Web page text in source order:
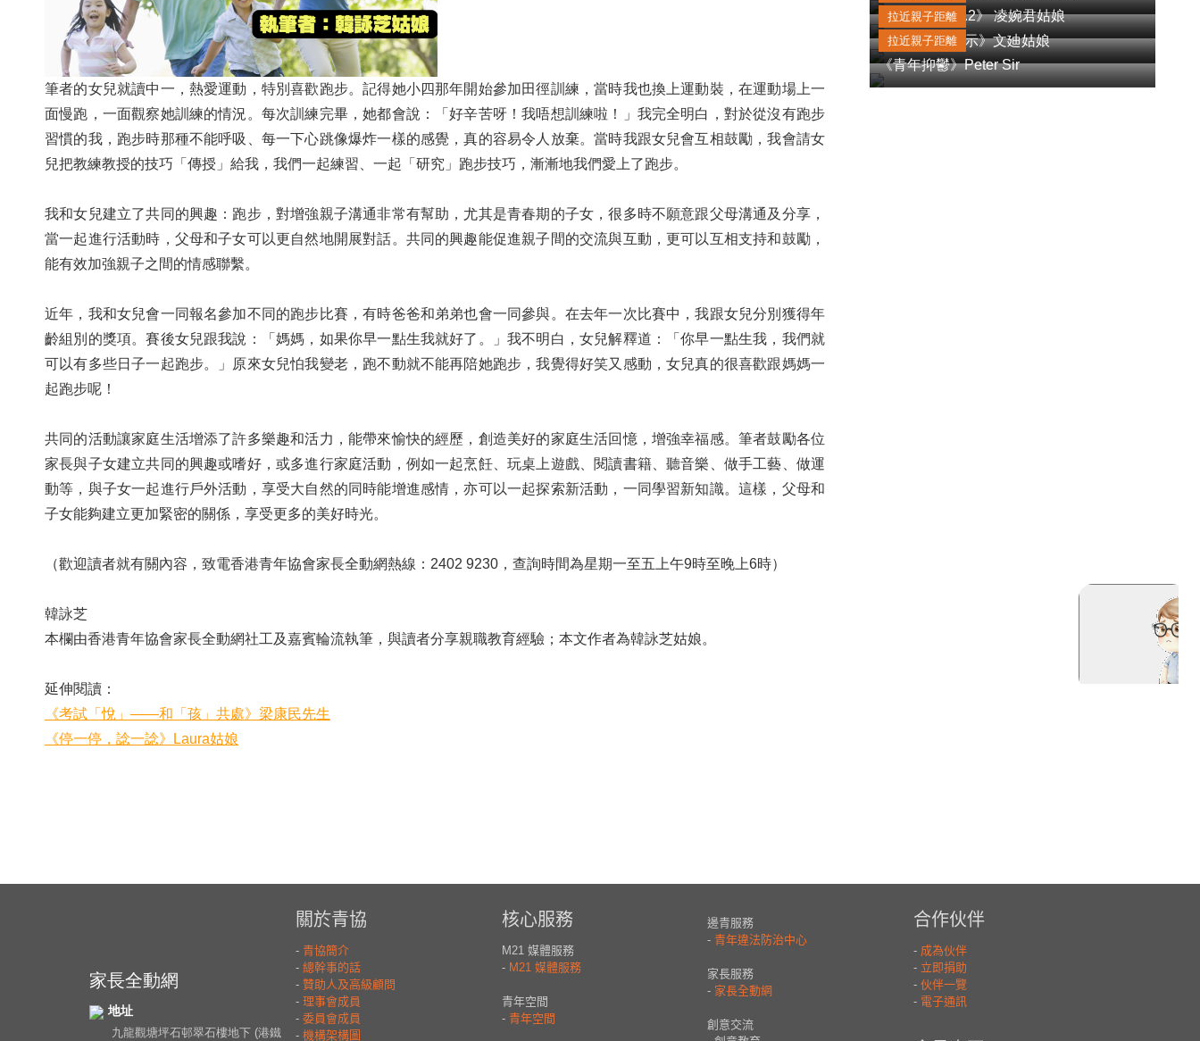
筆者的女兒就讀中一，熱愛運動，特別喜歡跑步。記得她小四那年開始參加田徑訓練，當時我也換上運動裝，在運動場上一
面慢跑，一面觀察她訓練的情況。每次訓練完畢，她都會說：「好辛苦呀！我唔想訓練啦！」我完全明白，對於從沒有跑步
習慣的我，跑步時那種不能呼吸、每一下心跳像爆炸一樣的感覺，真的容易令人放棄。當時我跟女兒會互相鼓勵，我會請女
兒把教練教授的技巧「傳授」給我，我們一起練習、一起「研究」跑步技巧，漸漸地我們愛上了跑步。
我和女兒建立了共同的興趣：跑步，對增強親子溝通非常有幫助，尤其是青春期的子女，很多時不願意跟父母溝通及分享，
當一起進行活動時，父母和子女可以更自然地開展對話。共同的興趣能促進親子間的交流與互動，更可以互相支持和鼓勵，
能有效加強親子之間的情感聯繫。
近年，我和女兒會一同報名參加不同的跑步比賽，有時爸爸和弟弟也會一同參與。在去年一次比賽中，我跟女兒分別獲得年
齡組別的獎項。賽後女兒跟我說：「媽媽，如果你早一點生我就好了。」我不明白，女兒解釋道：「你早一點生我，我們就
可以有多些日子一起跑步。」原來女兒怕我變老，跑不動就不能再陪她跑步，我覺得好笑又感動，女兒真的很喜歡跟媽媽一
起跑步呢！
共同的活動讓家庭生活增添了許多樂趣和活力，能帶來愉快的經歷，創造美好的家庭生活回憶，增強幸福感。筆者鼓勵各位
家長與子女建立共同的興趣或嗜好，或多進行家庭活動，例如一起烹飪、玩桌上遊戲、閱讀書籍、聽音樂、做手工藝、做運
動等，與子女一起進行戶外活動，享受大自然的同時能增進感情，亦可以一起探索新活動，一同學習新知識。這樣，父母和
子女能夠建立更加緊密的關係，享受更多的美好時光。
（歡迎讀者就有關內容，致電香港青年協會家長全動網熱線：2402 9230，查詢時間為星期一至五上午9時至晚上6時）
韓詠芝
本欄由香港青年協會家長全動網社工及嘉賓輪流執筆，與讀者分享親職教育經驗；本文作者為韓詠芝姑娘。
延伸閱讀：
《考試「悅」——和「孩」共處》梁康民先生
《停一停，諗一諗》Laura姑娘
《真的戀愛了.2》 凌婉君姑娘
拉近親子距離
《安全感的啟示》文廸姑娘
拉近親子距離
《青年抑鬱》Peter Sir
家長全動網
地址
九龍觀塘坪石邨翠石樓地下 (港鐵